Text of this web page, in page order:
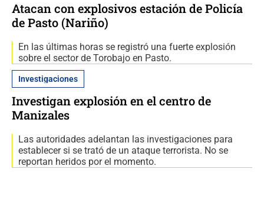
Atacan con explosivos estación de Policía
de Pasto (Nariño)
En las últimas horas se registró una fuerte explosión
sobre el sector de Torobajo en Pasto.
Investigaciones
Investigan explosión en el centro de
Manizales
Las autoridades adelantan las investigaciones para
establecer si se trató de un ataque terrorista. No se
reportan heridos por el momento.